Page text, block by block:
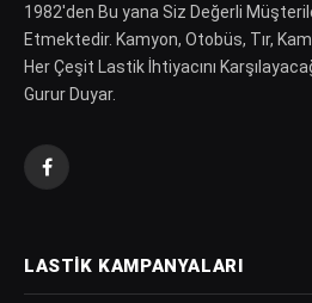
1982′den Bu yana Siz Değerli
Etmektedir. Kamyon, Otobüs, Tır,
Her Çeşit Lastik İhtiyacını
Gurur Duyar.
Facebook
LASTIK KAMPANYALARI